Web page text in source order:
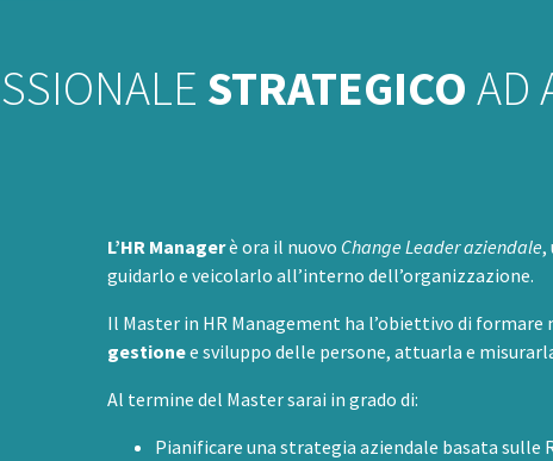
STRATEGICO AD
L’HR Managerè ora il nuovo Change Leader aziendale,
guidarlo e veicolarlo all’interno dell’organizzazione.
Il Master in HR Management ha l’obiettivo di formare
gestionee sviluppo delle persone, attuarla e
Al termine del Master sarai in grado di:
Pianificare una strategia aziendale basata sulle